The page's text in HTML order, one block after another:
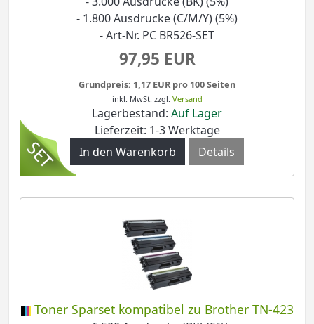
- 1.800 Ausdrucke (C/M/Y) (5%)
- Art-Nr. PC BR526-SET
97,95 EUR
Grundpreis: 1,17 EUR pro 100 Seiten
inkl. MwSt. zzgl. Versand
Lagerbestand: Auf Lager
Lieferzeit: 1-3 Werktage
Details
Toner Sparset kompatibel zu Brother TN-423